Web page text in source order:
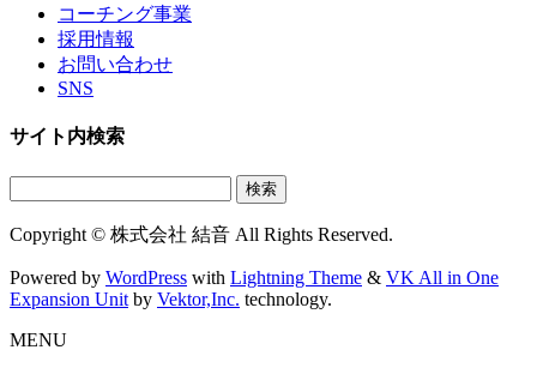
コーチング事業
採用情報
お問い合わせ
SNS
サイト内検索
Copyright © 株式会社 結音 All Rights Reserved.
Powered by WordPress with Lightning Theme & VK All in One
Expansion Unit by Vektor,Inc. technology.
MENU